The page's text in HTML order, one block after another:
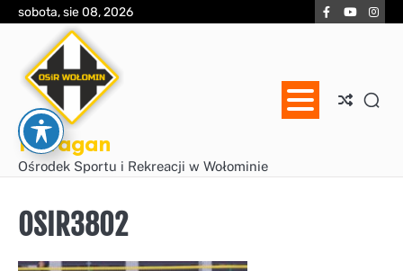
Skip
content
sobota, sie 08, 2026 Facebook
YouTube
Huragan
Ośrodek Sportu i Rekreacji w Wołominie
OSIR3802